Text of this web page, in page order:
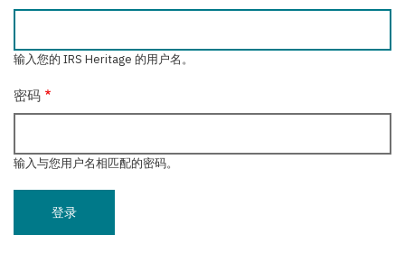
输入您的 IRS Heritage 的用户名。
密码
输入与您用户名相匹配的密码。